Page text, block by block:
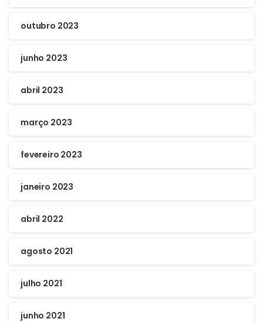
outubro 2023
junho 2023
abril 2023
março 2023
fevereiro 2023
janeiro 2023
abril 2022
agosto 2021
julho 2021
junho 2021